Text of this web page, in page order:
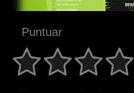
Puntuar